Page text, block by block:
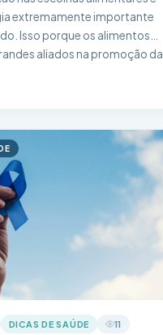
extremamente importante
Isso porque os alimentos
aliados na promoção da
bastante associado à
não saudável e outros
DICAS DE SAÚDE 11